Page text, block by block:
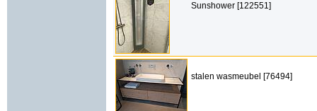
Sunshower [122551]
stalen wasmeubel [76494]